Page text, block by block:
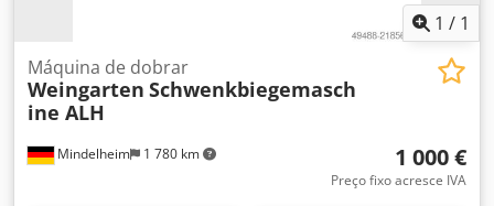
1 / 1
Mindelheim 1 780 km
Máquina de dobrar
Weingarten Schwenkbiegemasch
ine ALH
1 000 €
Preço fixo acresce IVA